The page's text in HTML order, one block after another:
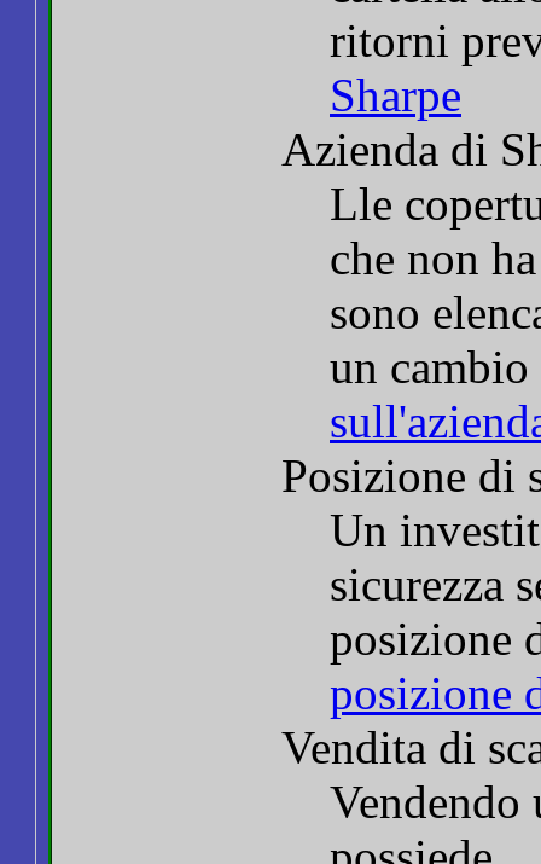
ritorni
Sharpe
Azienda di
Lle
che non
sono
un
Posizione di
Un
sicurezza
posizione
posizione
Vendita di
Vendendo